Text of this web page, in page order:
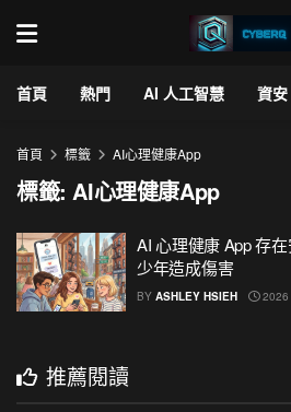
首頁 熱門 AI 人工智慧 資安
首頁 標籤 AI心理健康App
標籤:AI心理健康App
AI 心理健康 App 存
少年造成傷害
BY ASHLEY HSIEH 2026
推薦閱讀